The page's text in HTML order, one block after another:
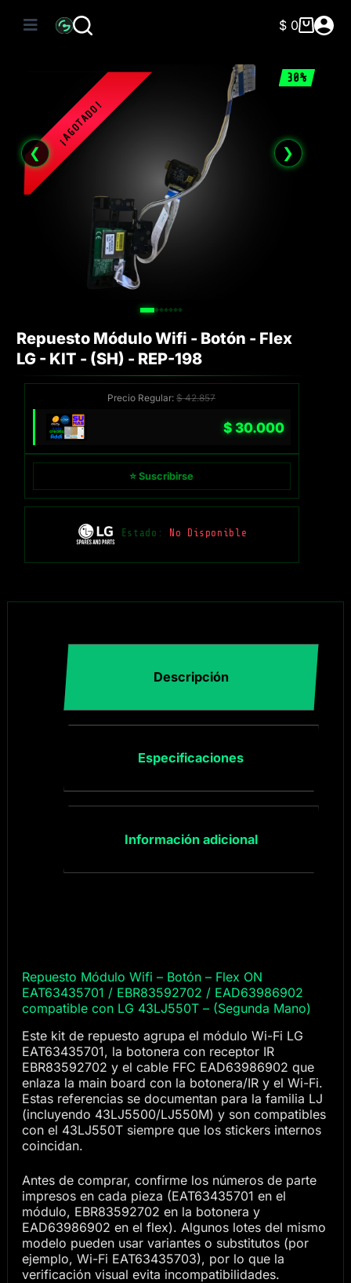
Carro
$0
30%
❮ ❯
Repuesto Módulo Wifi - Botón - Flex
LG - KIT - (SH) - REP-198
Precio Regular:$42.857
$30.000
⭐ Suscribirse
Estado: No Disponible
Descripción
Especificaciones
Información adicional
Repuesto Módulo Wifi – Botón – Flex ON
EAT63435701 / EBR83592702 / EAD63986902
compatible con LG 43LJ550T – (Segunda Mano)
Este kit de repuesto agrupa el módulo Wi-Fi LG
EAT63435701, la botonera con receptor IR
EBR83592702 y el cable FFC EAD63986902 que
enlaza la main board con la botonera/IR y el Wi-Fi.
Estas referencias se documentan para la familia LJ
(incluyendo 43LJ5500/LJ550M) y son compatibles
con el 43LJ550T siempre que los stickers internos
coincidan.
Antes de comprar, confirme los números de parte
impresos en cada pieza (EAT63435701 en el
módulo, EBR83592702 en la botonera y
EAD63986902 en el flex). Algunos lotes del mismo
modelo pueden usar variantes o substitutos (por
ejemplo, Wi-Fi EAT63435703), por lo que la
verificación visual evita incompatibilidades.